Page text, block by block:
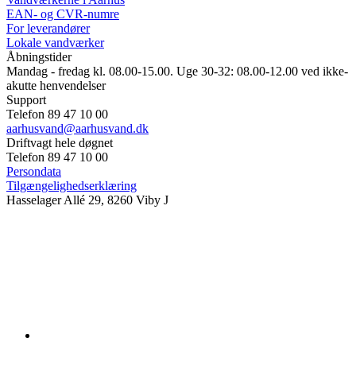
EAN- og CVR-numre
For leverandører
Lokale vandværker
Åbningstider
Mandag - fredag kl. 08.00-15.00. Uge 30-32: 08.00-12.00 ved ikke-
akutte henvendelser
Support
Telefon 89 47 10 00
aarhusvand@aarhusvand.dk
Driftvagt hele døgnet
Telefon 89 47 10 00
Persondata
Tilgængelighedserklæring
Hasselager Allé 29, 8260 Viby J